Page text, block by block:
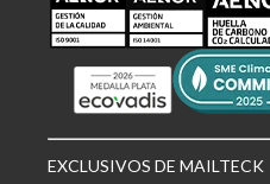
EXCLUSIVOS DE MAILTECK